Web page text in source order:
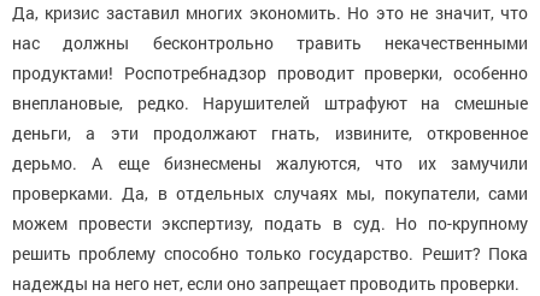
Да, кризис заставил многих экономить. Но это не значит, что
нас должны бесконтрольно травить некачественными
продуктами! Роспотребнадзор проводит проверки, особенно
внеплановые, редко. Нарушителей штрафуют на смешные
деньги, а эти продолжают гнать, извините, откровенное
дерьмо. А еще бизнесмены жалуются, что их замучили
проверками. Да, в отдельных случаях мы, покупатели, сами
можем провести экспертизу, подать в суд. Но по-крупному
решить проблему способно только государство. Решит? Пока
надежды на него нет, если оно запрещает проводить проверки.